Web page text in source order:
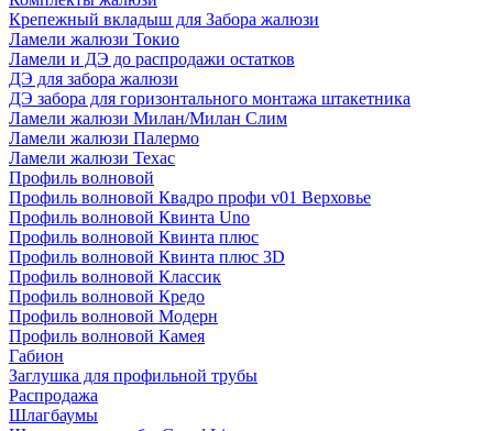
Крепежный вкладыш для Забора жалюзи
Ламели жалюзи Токио
Ламели и ДЭ до распродажи остатков
ДЭ для забора жалюзи
ДЭ забора для горизонтального монтажа штакетника
Ламели жалюзи Милан/Милан Слим
Ламели жалюзи Палермо
Ламели жалюзи Техас
Профиль волновой
Профиль волновой Квадро профи v01 Верховье
Профиль волновой Квинта Uno
Профиль волновой Квинта плюс
Профиль волновой Квинта плюс 3D
Профиль волновой Классик
Профиль волновой Кредо
Профиль волновой Модерн
Профиль волновой Камея
Габион
Заглушка для профильной трубы
Распродажа
Шлагбаумы